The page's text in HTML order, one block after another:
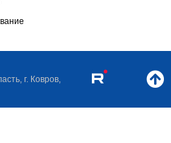
г. Ковров,